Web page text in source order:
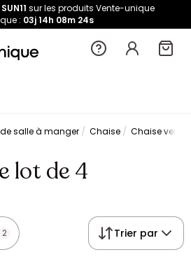
SUN11 sur les produits Vente-unique
: 03j 14h 08m 23s
salle à manger Chaise Chaise verte
lot de 4
2 Trier par